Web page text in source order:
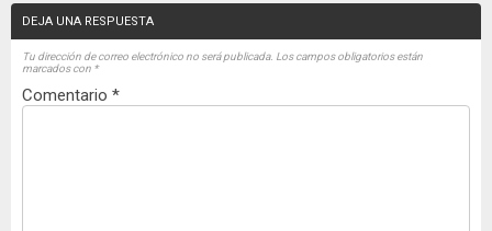
DEJA UNA RESPUESTA
Tu dirección de correo electrónico no será publicada. Los campos obligatorios están
marcados con *
Comentario *